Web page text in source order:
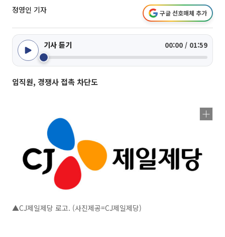
정영인 기자 구글 선호매체 추가
기사 듣기 00:00 / 01:59
임직원, 경쟁사 접촉 차단도
▲CJ제일제당 로고. (사진제공=CJ제일제당)